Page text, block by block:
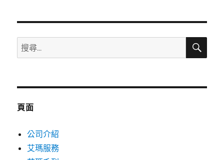
搜
尋
鍵
搜
頁面
公司介紹
艾瑪服務